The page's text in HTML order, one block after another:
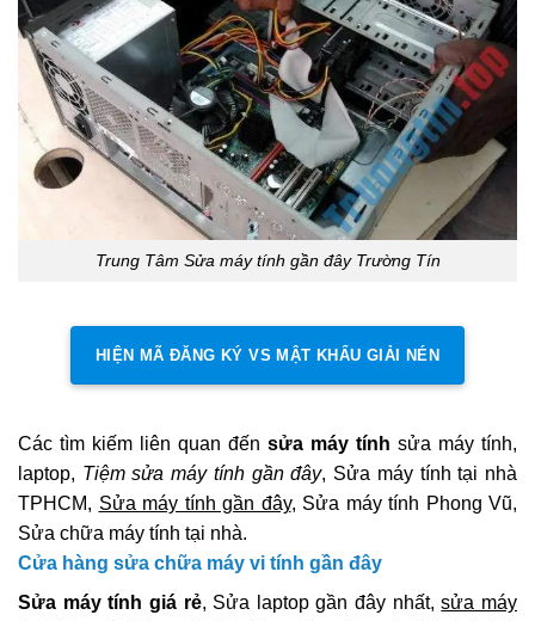
Trung Tâm Sửa máy tính gần đây Trường Tín
HIỆN MÃ ĐĂNG KÝ VS MẬT KHẨU GIẢI NÉN
Các tìm kiếm liên quan đến sửa máy tính sửa máy tính,
laptop, Tiệm sửa máy tính gần đây, Sửa máy tính tại nhà
TPHCM, Sửa máy tính gần đây, Sửa máy tính Phong Vũ,
Sửa chữa máy tính tại nhà.
Cửa hàng sửa chữa máy vi tính gần đây
Sửa máy tính giá rẻ, Sửa laptop gần đây nhất,sửa máy